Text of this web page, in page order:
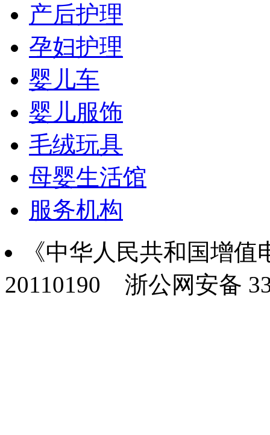
产后护理
孕妇护理
婴儿车
婴儿服饰
毛绒玩具
母婴生活馆
服务机构
《中华人民共和国增
20110190 浙公网安备